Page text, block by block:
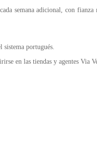
semana adicional, con fianza
portugués.
en las tiendas y agentes Via